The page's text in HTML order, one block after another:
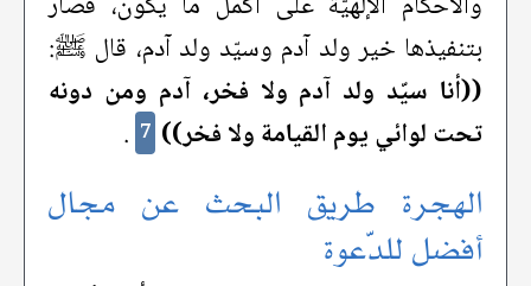
بتنفيذها خير ولد آدم وسيّد ولد آدم، قال ﷺ:
((أنا سيّد ولد آدم ولا فخر، آدم ومن دونه
تحت لوائي يوم القيامة ولا فخر)) 7
.
الهجرة طريق البحث عن مجال
أفضل للدّعوة